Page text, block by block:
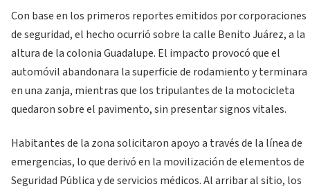
Con base en los primeros reportes emitidos por corporaciones
de seguridad, el hecho ocurrió sobre la calle Benito Juárez, a la
altura de la colonia Guadalupe. El impacto provocó que el
automóvil abandonara la superficie de rodamiento y terminara
en una zanja, mientras que los tripulantes de la motocicleta
quedaron sobre el pavimento, sin presentar signos vitales.
Habitantes de la zona solicitaron apoyo a través de la línea de
emergencias, lo que derivó en la movilización de elementos de
Seguridad Pública y de servicios médicos. Al arribar al sitio, los